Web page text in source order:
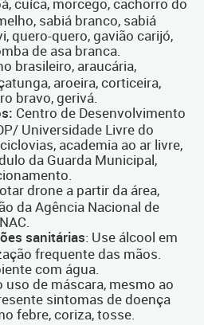
cuíca, morcego, cachorro do
sabiá branco, sabiá
quero-quero, gavião carijó,
de asa branca.
brasileiro, araucária,
aroeira, corticeira,
bravo, gerivá.
Centro de Desenvolvimento
Universidade Livre do
academia ao ar livre,
da Guarda Municipal,
drone a partir da área,
da Agência Nacional de
sanitárias: Use álcool em
frequente das mãos.
com água.
uso de máscara, mesmo ao
sintomas de doença
febre, coriza, tosse.